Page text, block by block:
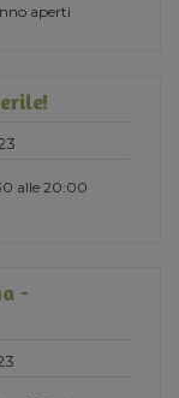
aperti
alle 20:00
-